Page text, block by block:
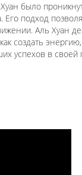
было
подход
Аль Хуан
создать
успехов в